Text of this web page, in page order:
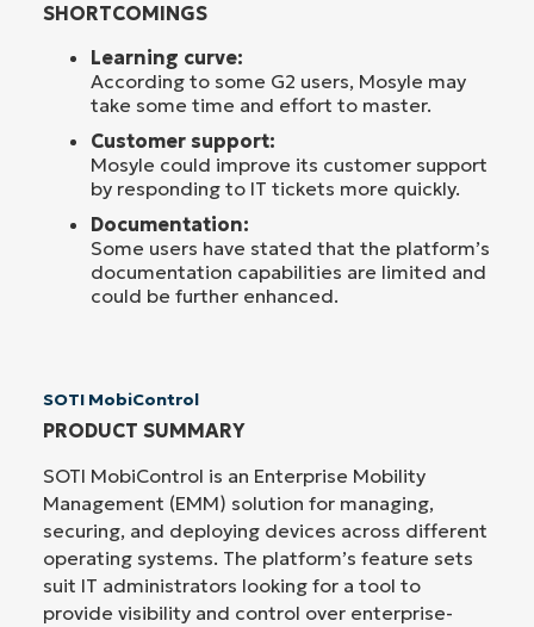
SHORTCOMINGS
Learning curve:
According to some G2 users, Mosyle may
take some time and effort to master.
Customer support:
Mosyle could improve its customer support
by responding to IT tickets more quickly.
Documentation:
Some users have stated that the platform’s
documentation capabilities are limited and
could be further enhanced.
SOTI MobiControl
PRODUCT SUMMARY
SOTI MobiControl is an Enterprise Mobility
Management (EMM) solution for managing,
securing, and deploying devices across different
operating systems. The platform’s feature sets
suit IT administrators looking for a tool to
provide visibility and control over enterprise-